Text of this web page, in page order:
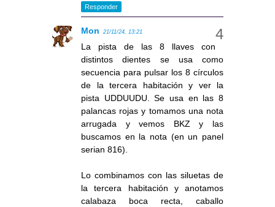
Responder
Mon 21/11/24, 13:21
La pista de las 8 llaves con
distintos dientes se usa como
secuencia para pulsar los 8 círculos
de la tercera habitación y ver la
pista UDDUUDU. Se usa en las 8
palancas rojas y tomamos una nota
arrugada y vemos BKZ y las
buscamos en la nota (en un panel
serian 816).
Lo combinamos con las siluetas de
la tercera habitación y anotamos
calabaza boca recta, caballo